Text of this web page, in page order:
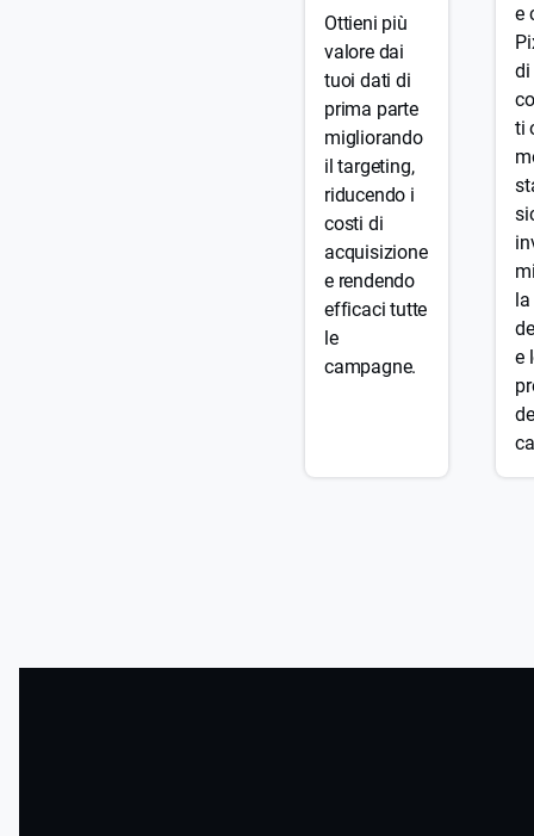
Ottieni più
valore dai
tuoi dati di
prima parte
migliorando
il targeting,
riducendo i
costi di
acquisizione
e rendendo
efficaci tutte
le
campagne.
e
di
ti
e